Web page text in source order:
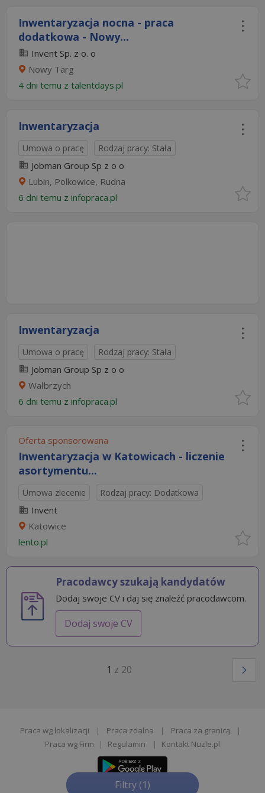
Filtry (1)
Inwentaryzacja nocna - praca
dodatkowa - Nowy...
Invent Sp. z o. o
Nowy Targ
4 dni temu z talentdays.pl
Inwentaryzacja
Umowa o pracę Rodzaj pracy: Stała
Jobman Group Sp z o o
Lubin, Polkowice, Rudna
6 dni temu z infopraca.pl
Inwentaryzacja
Umowa o pracę Rodzaj pracy: Stała
Jobman Group Sp z o o
Wałbrzych
6 dni temu z infopraca.pl
Oferta sponsorowana
Inwentaryzacja w Katowicach - liczenie
asortymentu...
Umowa zlecenie Rodzaj pracy: Dodatkowa
Invent
Katowice
lento.pl
Pracodawcy szukają kandydatów
Dodaj swoje CV i daj się znaleźć pracodawcom.
Dodaj swoje CV
1 z 20
Praca wg lokalizacji | Praca zdalna | Praca za granicą
|
Praca wg Firm
| Regulamin | Kontakt Nuzle.pl